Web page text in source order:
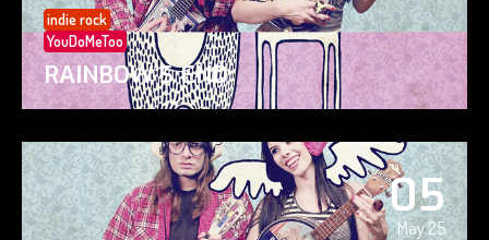
indie rock
YouDoMeToo
RAINBOW’S END
05
May 25